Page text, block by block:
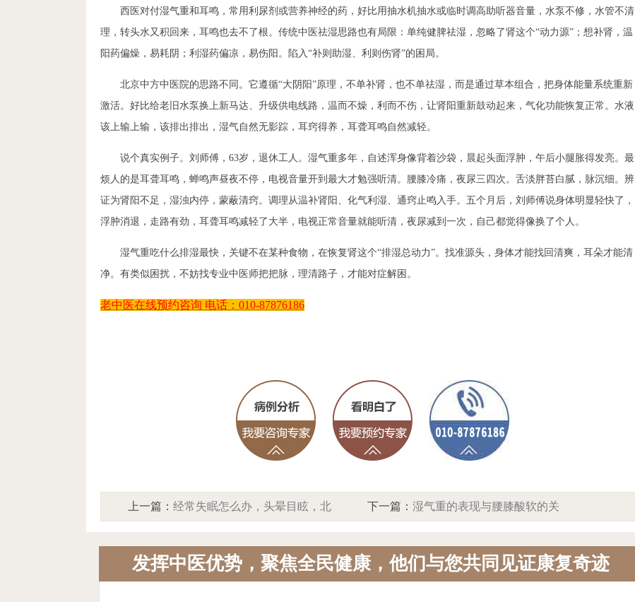
西医对付湿气重和耳鸣，常用利尿剂或营养神经的药，好比用抽水机抽水或临时调高助听器音量，水泵不修，水管不清
理，转头水又积回来，耳鸣也去不了根。传统中医祛湿思路也有局限：单纯健脾祛湿，忽略了肾这个“动力源”；想补肾，温
阳药偏燥，易耗阴；利湿药偏凉，易伤阳。陷入“补则助湿、利则伤肾”的困局。
北京中方中医院的思路不同。它遵循“大阴阳”原理，不单补肾，也不单祛湿，而是通过草本组合，把身体能量系统重新
激活。好比给老旧水泵换上新马达、升级供电线路，温而不燥，利而不伤，让肾阳重新鼓动起来，气化功能恢复正常。水液
该上输上输，该排出排出，湿气自然无影踪，耳窍得养，耳聋耳鸣自然减轻。
说个真实例子。刘师傅，63岁，退休工人。湿气重多年，自述浑身像背着沙袋，晨起头面浮肿，午后小腿胀得发亮。最
烦人的是耳聋耳鸣，蝉鸣声昼夜不停，电视音量开到最大才勉强听清。腰膝冷痛，夜尿三四次。舌淡胖苔白腻，脉沉细。辨
证为肾阳不足，湿浊内停，蒙蔽清窍。调理从温补肾阳、化气利湿、通窍止鸣入手。五个月后，刘师傅说身体明显轻快了，
浮肿消退，走路有劲，耳聋耳鸣减轻了大半，电视正常音量就能听清，夜尿减到一次，自己都觉得像换了个人。
湿气重吃什么排湿最快，关键不在某种食物，在恢复肾这个“排湿总动力”。找准源头，身体才能找回清爽，耳朵才能清
净。有类似困扰，不妨找专业中医师把把脉，理清路子，才能对症解困。
老中医在线预约咨询 电话： 010-87876186
上一篇：经常失眠怎么办，头晕目眩，北
位
下一篇： 湿气重的表现与腰膝酸软的关
能量稳固
发挥中医优势，聚焦全民健康，他们与您共同见证康复奇迹